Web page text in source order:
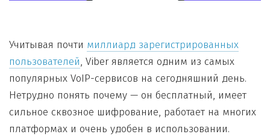
Учитывая почти миллиард зарегистрированных
пользователей, Viber является одним из самых
популярных VoIP-сервисов на сегодняшний день.
Нетрудно понять почему — он бесплатный, имеет
сильное сквозное шифрование, работает на многих
платформах и очень удобен в использовании.